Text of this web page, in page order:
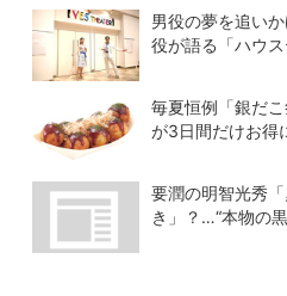
いが強すぎる理由とは男役の夢を追い
役が語る「ハウ
毎夏恒例「銀だ
が3日間だけお得
要潤の明智光秀
き」？…“本物の